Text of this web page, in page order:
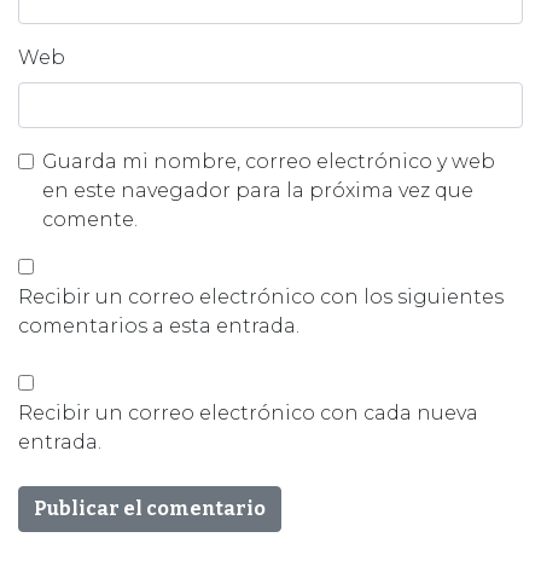
Web
Guarda mi nombre, correo electrónico y web
en este navegador para la próxima vez que
comente.
Recibir un correo electrónico con los siguientes
comentarios a esta entrada.
Recibir un correo electrónico con cada nueva
entrada.